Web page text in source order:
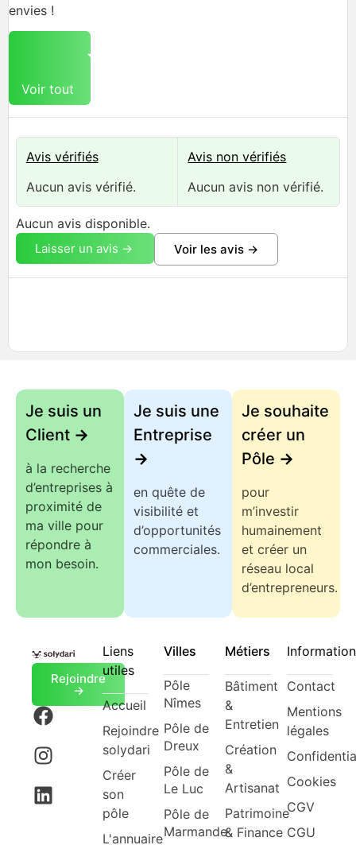
envies !
Voir tout
Avis vérifiés
Aucun avis vérifié.
Avis non vérifiés
Aucun avis non vérifié.
Aucun avis disponible.
Laisser un avis -> Voir les avis ->
Je suis un
Client ->
à la recherche
d’entreprises à
proximité de
ma ville pour
répondre à
mon besoin.
Je suis une
Entreprise
->
en quête de
visibilité et
d’opportunités
commerciales.
Je souhaite
créer un
Pôle ->
pour
m’investir
humainement
et créer un
réseau local
d’entrepreneurs.
Rejoindre
->
Liens
utiles
Accueil
Rejoindre
solydari
Créer
son
pôle
L'annuaire
Villes
Pôle
Nîmes
Pôle de
Dreux
Pôle de
Le Luc
Pôle de
Marmande
Métiers
Bâtiment
&
Entretien
Création
&
Artisanat
Patrimoine
& Finance
Contact
Mentions
légales
Cookies
CGV
CGU